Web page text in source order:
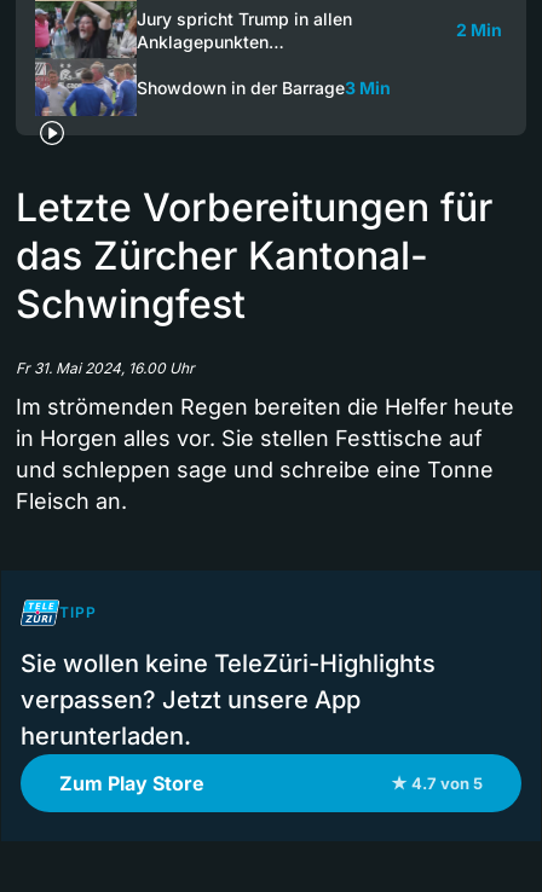
Jury spricht Trump in allen
Anklagepunkten…
2 Min
Showdown in der Barrage3 Min
Letzte Vorbereitungen für
das Zürcher Kantonal-
Schwingfest
Fr 31. Mai 2024, 16.00 Uhr
Im strömenden Regen bereiten die Helfer heute
in Horgen alles vor. Sie stellen Festtische auf
und schleppen sage und schreibe eine Tonne
Fleisch an.
TIPP
Sie wollen keine TeleZüri-Highlights
verpassen? Jetzt unsere App
herunterladen.
Zum Play Store ★ 4.7 von 5